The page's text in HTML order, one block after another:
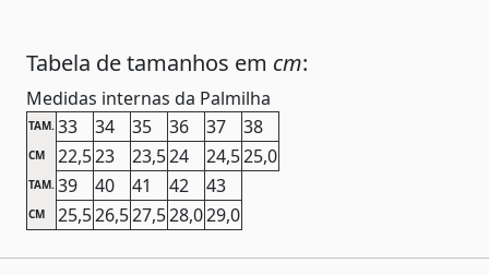
Tabela de tamanhos em cm:
Medidas internas da Palmilha
TAM. 33 34 35 36 37 38
CM 22,523 23,524 24,525,0
TAM. 39 40 41 42 43
CM 25,526,527,528,029,0